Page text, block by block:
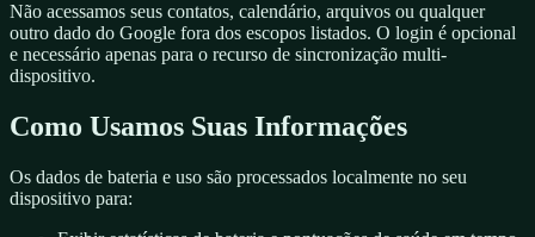
Não acessamos seus contatos, calendário, arquivos ou qualquer
outro dado do Google fora dos escopos listados. O login é opcional
e necessário apenas para o recurso de sincronização multi-
dispositivo.
Como Usamos Suas Informações
Os dados de bateria e uso são processados localmente no seu
dispositivo para: